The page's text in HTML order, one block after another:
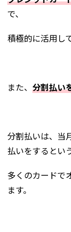
で、
積極的に活用し
また、 分割払い
分割払いは、当
払いをするとい
多くのカードで
ます。